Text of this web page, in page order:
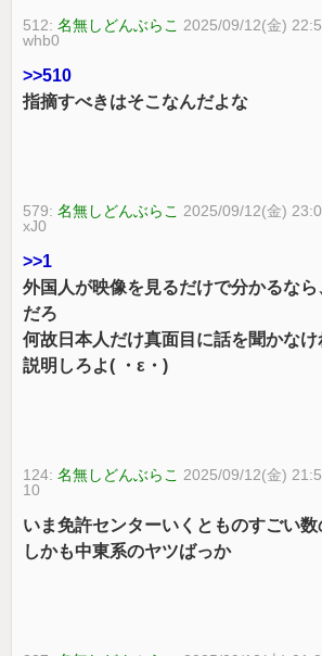
512:名無しどんぶらこ 2025/09/12(金)
whb0
>>510
指摘すべきはそこなんだよな
579:名無しどんぶらこ 2025/09/12(金)
xJ0
>>1
外国人が映像を見るだけで分かるな
だろ
何故日本人だけ真面目に話を聞かな
説明しろよ( ・ε・)
124:名無しどんぶらこ 2025/09/12(金)
10
いま免許センターいくとものすごい
しかも中東系のヤツばっか